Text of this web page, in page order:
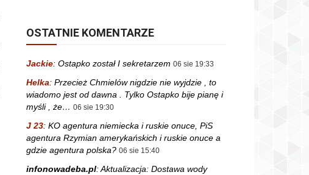
OSTATNIE KOMENTARZE
Jackie: Ostapko został I sekretarzem 06 sie 19:33
Helka: Przecież Chmielów nigdzie nie wyjdzie , to
wiadomo jest od dawna . Tylko Ostapko bije pianę i
myśli , że… 06 sie 19:30
J 23: KO agentura niemiecka i ruskie onuce, PiS
agentura Rzymian amerykańskich i ruskie onuce a
gdzie agentura polska? 06 sie 15:40
infonowadeba.pl:Aktualizacja: Dostawa wody